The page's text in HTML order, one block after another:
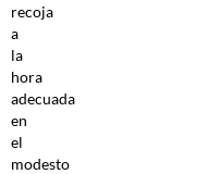
recoja
a
la
hora
adecuada
en
el
modesto